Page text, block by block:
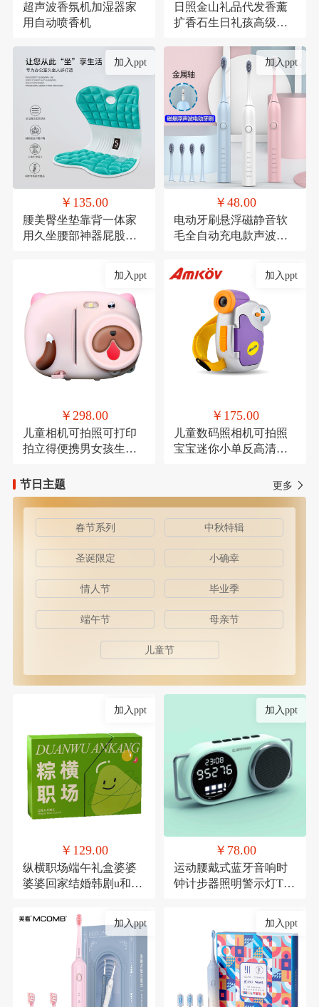
超声波香氛机加湿器家
用自动喷香机
日照金山礼品代发香薰
扩香石生日礼孩高级感
加入ppt
￥135.00
腰美臀坐垫靠背一体家
用久坐腰部神器屁股垫
加入ppt
￥48.00
电动牙刷悬浮磁静音软
毛全自动充电款声波式
加入ppt
￥298.00
儿童相机可拍照可打印
拍立得便携男女孩生日
加入ppt
￥175.00
儿童数码照相机可拍照
宝宝迷你小单反高清卡
节日主题
更多
春节系列 中秋特辑
圣诞限定 小确幸
情人节 毕业季
端午节 母亲节
儿童节
加入ppt
￥129.00
纵横职场端午礼盒婆婆
婆婆回家结婚韩剧u和规
加入ppt
￥78.00
运动腰戴式蓝牙音响时
钟计步器照明警示灯TF
加入ppt 加入ppt